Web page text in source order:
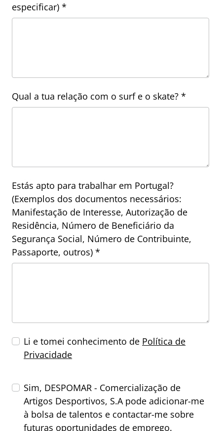
especificar) *
Qual a tua relação com o surf e o skate? *
Estás apto para trabalhar em Portugal?
(Exemplos dos documentos necessários:
Manifestação de Interesse, Autorização de
Residência, Número de Beneficiário da
Segurança Social, Número de Contribuinte,
Passaporte, outros) *
Li e tomei conhecimento de Política de
Privacidade
Sim, DESPOMAR - Comercialização de
Artigos Desportivos, S.A pode adicionar-me
à bolsa de talentos e contactar-me sobre
futuras oportunidades de emprego.